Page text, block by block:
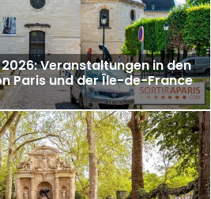
Veranstaltungen in den
Paris und der Île-de-France